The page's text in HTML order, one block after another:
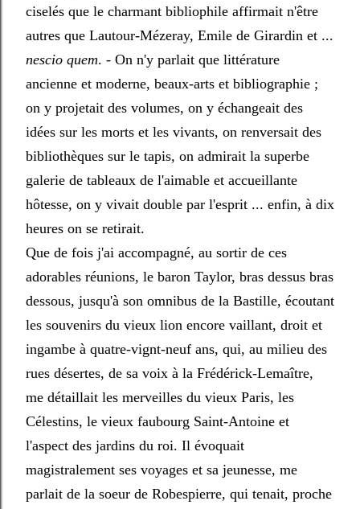
ciselés que le charmant bibliophile affirmait n'être
autres que Lautour-Mézeray, Emile de Girardin et ...
nescio quem. - On n'y parlait que littérature
ancienne et moderne, beaux-arts et bibliographie ;
on y projetait des volumes, on y échangeait des
idées sur les morts et les vivants, on renversait des
bibliothèques sur le tapis, on admirait la superbe
galerie de tableaux de l'aimable et accueillante
hôtesse, on y vivait double par l'esprit ... enfin, à dix
heures on se retirait.
Que de fois j'ai accompagné, au sortir de ces
adorables réunions, le baron Taylor, bras dessus bras
dessous, jusqu'à son omnibus de la Bastille, écoutant
les souvenirs du vieux lion encore vaillant, droit et
ingambe à quatre-vignt-neuf ans, qui, au milieu des
rues désertes, de sa voix à la Frédérick-Lemaître,
me détaillait les merveilles du vieux Paris, les
Célestins, le vieux faubourg Saint-Antoine et
l'aspect des jardins du roi. Il évoquait
magistralement ses voyages et sa jeunesse, me
parlait de la soeur de Robespierre, qui tenait, proche